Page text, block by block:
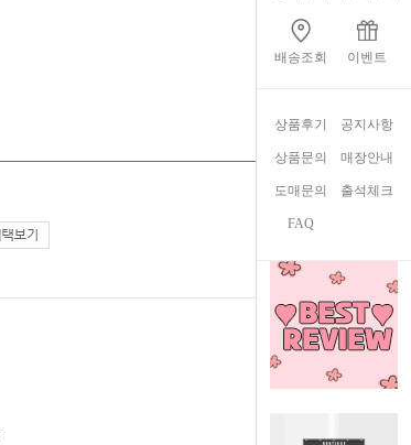
배송조회 이벤트
상품후기 공지사항
상품문의 매장안내
도매문의 출석체크
FAQ